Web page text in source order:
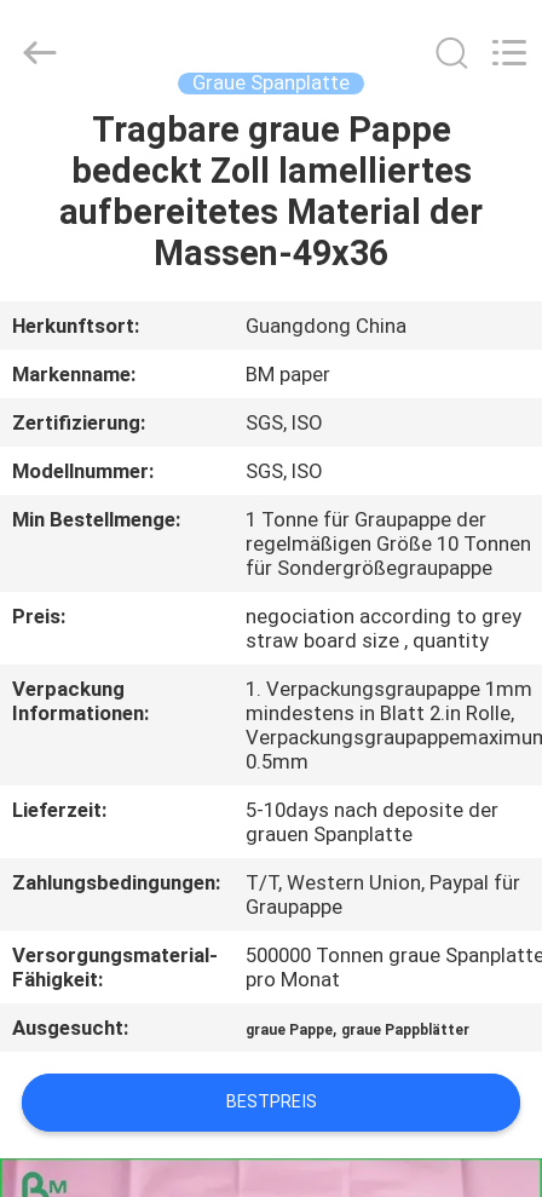
HAUSE
PRODUKTE
ÜBER
UNS
WERKSBESICHTIGUNG
QUALITÄTSKONTROLLE
KONTAKT
UNS
RECHTSSACHEN
DATENSCHUTZRICHTLINIE
CO.,LTD.
Graue Spanplatte
Tragbare graue Pappe
bedeckt Zoll lamelliertes
aufbereitetes Material der
Massen-49x36
Herkunftsort:
Guangdong China
Markenname:
BM paper
Zertifizierung:
SGS, ISO
Modellnummer:
SGS, ISO
Min Bestellmenge:
1 Tonne für Graupappe der
regelmäßigen Größe 10 Tonnen
für Sondergrößegraupappe
Preis:
negociation according to grey
straw board size , quantity
Verpackung
Informationen:
1. Verpackungsgraupappe 1mm
mindestens in Blatt 2.in Rolle,
0.5mm
Lieferzeit:
5-10days nach deposite der
grauen Spanplatte
Zahlungsbedingungen:
T/T, Western Union, Paypal für
Graupappe
Versorgungsmaterial-
Fähigkeit:
500000 Tonnen graue
pro Monat
Ausgesucht:
graue Pappe, graue Pappblätter
BESTPREIS